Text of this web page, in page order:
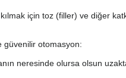
için toz (filler) ve diğer
güvenilir otomasyon:
neresinde olursa olsun